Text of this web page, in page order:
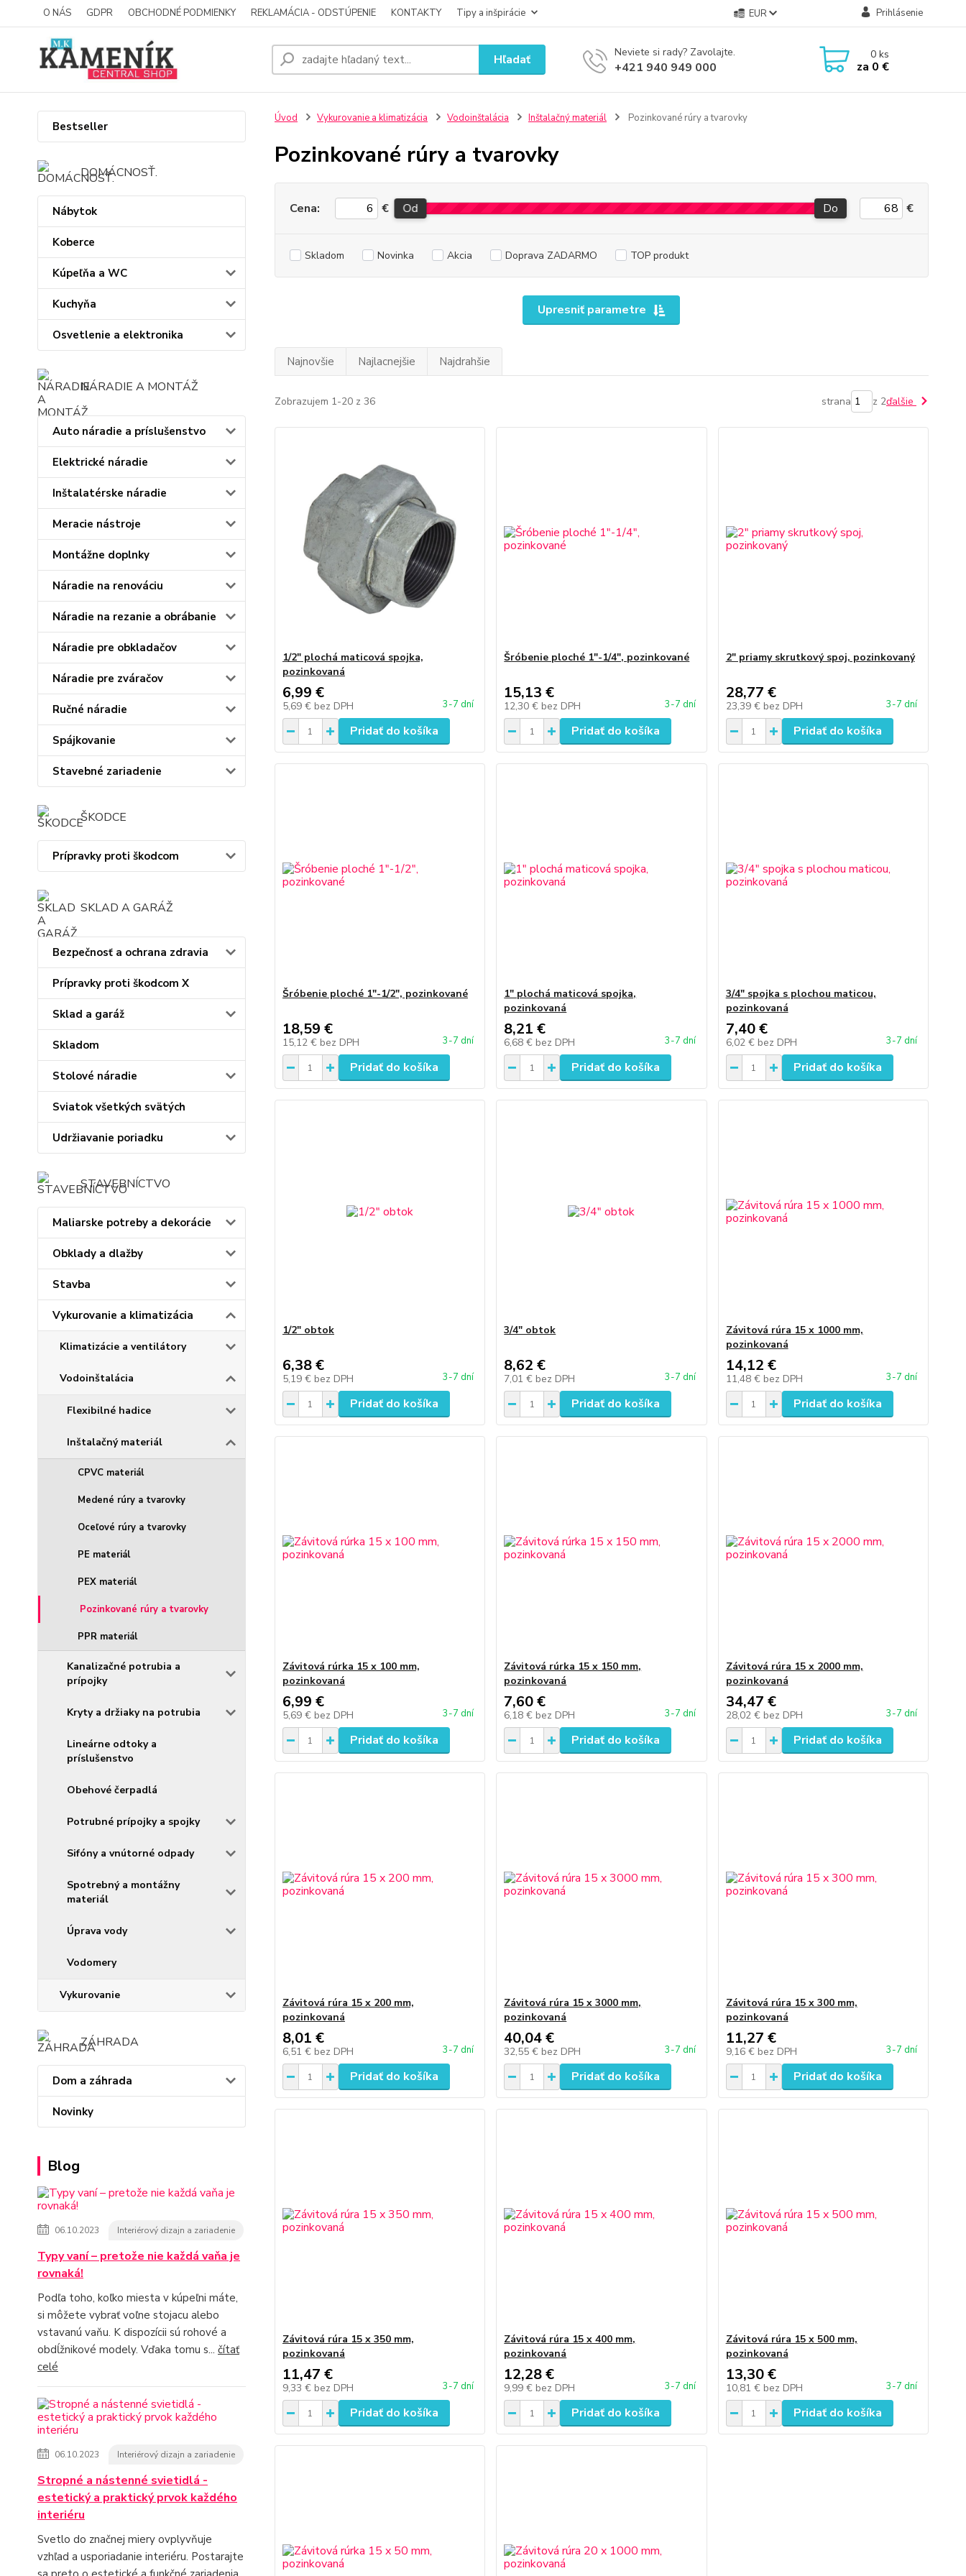
O NÁS GDPR OBCHODNÉ PODMIENKY REKLAMÁCIA - ODSTÚPENIE KONTAKTY Tipy a inšpirácie EUR Prihlásenie
Hľadať Neviete si rady? Zavolajte.
+421 940 949 000
0ks
za 0 €
Bestseller
DOMÁCNOSŤ.
Nábytok
Koberce
Kúpeľňa a WC
Kuchyňa
Osvetlenie a elektronika
NÁRADIE A MONTÁŽ
Auto náradie a príslušenstvo
Elektrické náradie
Inštalatérske náradie
Meracie nástroje
Montážne doplnky
Náradie na renováciu
Náradie na rezanie a obrábanie
Náradie pre obkladačov
Náradie pre zváračov
Ručné náradie
Spájkovanie
Stavebné zariadenie
ŠKODCE
Prípravky proti škodcom
SKLAD A GARÁŽ
Bezpečnosť a ochrana zdravia
Prípravky proti škodcom X
Sklad a garáž
Skladom
Stolové náradie
Sviatok všetkých svätých
Udržiavanie poriadku
STAVEBNÍCTVO
Maliarske potreby a dekorácie
Obklady a dlažby
Stavba
Vykurovanie a klimatizácia
Klimatizácie a ventilátory
Vodoinštalácia
Flexibilné hadice
Inštalačný materiál
CPVC materiál
Medené rúry a tvarovky
Oceľové rúry a tvarovky
PE materiál
PEX materiál
Pozinkované rúry a tvarovky
PPR materiál
Kanalizačné potrubia a
prípojky
Kryty a držiaky na potrubia
Lineárne odtoky a
príslušenstvo
Obehové čerpadlá
Potrubné prípojky a spojky
Sifóny a vnútorné odpady
Spotrebný a montážny
materiál
Úprava vody
Vodomery
Vykurovanie
ZÁHRADA
Dom a záhrada
Novinky
Blog
06.10.2023 Interiérový dizajn a zariadenie
Typy vaní – pretože nie každá vaňa je
rovnaká!
Podľa toho, koľko miesta v kúpeľni máte,
si môžete vybrať voľne stojacu alebo
vstavanú vaňu. K dispozícii sú rohové a
obdĺžnikové modely. Vďaka tomu s... čítať
celé
06.10.2023 Interiérový dizajn a zariadenie
Stropné a nástenné svietidlá -
estetický a praktický prvok každého
interiéru
Svetlo do značnej miery ovplyvňuje
vzhľad a usporiadanie interiéru. Postarajte
Úvod Vykurovanie a klimatizácia Vodoinštalácia Inštalačný materiál Pozinkované rúry a tvarovky
Pozinkované rúry a tvarovky
Upresniť parametre
Cena: € Od Do €
Skladom Novinka Akcia Doprava ZADARMO TOP produkt
Najnovšie Najlacnejšie Najdrahšie
Zobrazujem 1-20 z 36 strana z 2ďalšie
1/2" plochá maticová spojka,
pozinkovaná
6,99 €
5,69 € bez DPH 3-7 dní
Pridať do košíka
Šróbenie ploché 1"-1/4", pozinkované
15,13 €
12,30 € bez DPH 3-7 dní
Pridať do košíka
2" priamy skrutkový spoj, pozinkovaný
28,77 €
23,39 € bez DPH 3-7 dní
Pridať do košíka
Šróbenie ploché 1"-1/2", pozinkované
18,59 €
15,12 € bez DPH 3-7 dní
Pridať do košíka
1" plochá maticová spojka,
pozinkovaná
8,21 €
6,68 € bez DPH 3-7 dní
Pridať do košíka
3/4" spojka s plochou maticou,
pozinkovaná
7,40 €
6,02 € bez DPH 3-7 dní
Pridať do košíka
1/2" obtok
6,38 €
5,19 € bez DPH 3-7 dní
Pridať do košíka
3/4" obtok
8,62 €
7,01 € bez DPH 3-7 dní
Pridať do košíka
Závitová rúra 15 x 1000 mm,
pozinkovaná
14,12 €
11,48 € bez DPH 3-7 dní
Pridať do košíka
Závitová rúrka 15 x 100 mm,
pozinkovaná
6,99 €
5,69 € bez DPH 3-7 dní
Pridať do košíka
Závitová rúrka 15 x 150 mm,
pozinkovaná
7,60 €
6,18 € bez DPH 3-7 dní
Pridať do košíka
Závitová rúra 15 x 2000 mm,
pozinkovaná
34,47 €
28,02 € bez DPH 3-7 dní
Pridať do košíka
Závitová rúra 15 x 200 mm,
pozinkovaná
8,01 €
6,51 € bez DPH 3-7 dní
Pridať do košíka
Závitová rúra 15 x 3000 mm,
pozinkovaná
40,04 €
32,55 € bez DPH 3-7 dní
Pridať do košíka
Závitová rúra 15 x 300 mm,
pozinkovaná
11,27 €
9,16 € bez DPH 3-7 dní
Pridať do košíka
Závitová rúra 15 x 350 mm,
pozinkovaná
11,47 €
9,33 € bez DPH 3-7 dní
Pridať do košíka
Závitová rúra 15 x 400 mm,
pozinkovaná
12,28 €
9,99 € bez DPH 3-7 dní
Pridať do košíka
Závitová rúra 15 x 500 mm,
pozinkovaná
13,30 €
10,81 € bez DPH 3-7 dní
Pridať do košíka